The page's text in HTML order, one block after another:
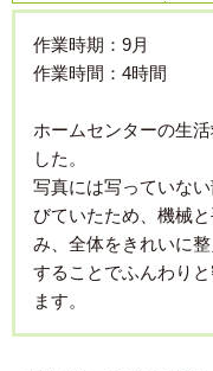
作業時期：9月
作業時間：4時間
ホームセンターの生
した。
写真には写っていな
びていたため、機械
み、全体をきれいに
することでふんわり
ます。